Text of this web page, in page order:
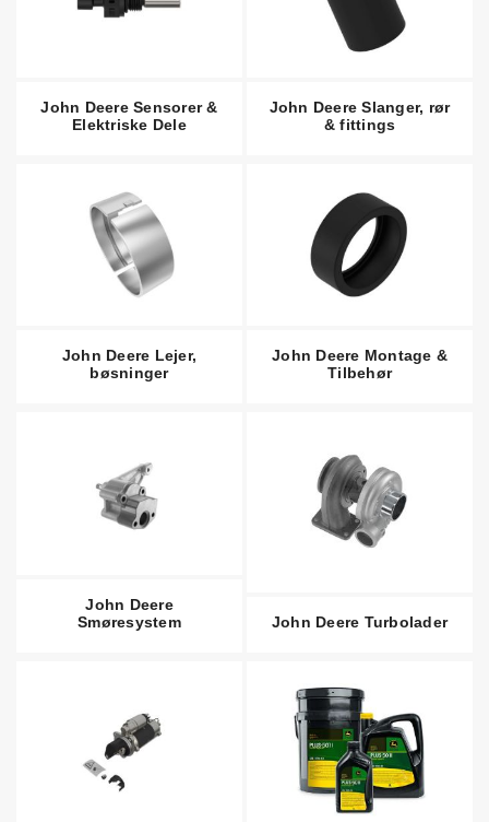
John Deere Sensorer &
Elektriske Dele
John Deere Slanger, rør
& fittings
John Deere Lejer,
bøsninger
John Deere Montage &
Tilbehør
John Deere
Smøresystem
John Deere Turbolader